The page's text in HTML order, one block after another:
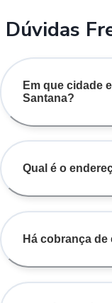
Dúvidas
Em que cidade
Santana?
Qual é o
Há cobrança de